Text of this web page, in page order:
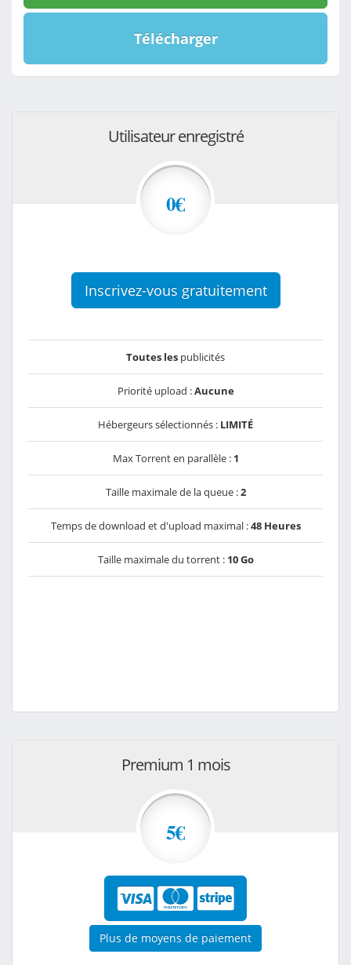
Télécharger
Utilisateur enregistré
0€
Inscrivez-vous gratuitement
Toutes les publicités
Priorité upload :Aucune
Hébergeurs sélectionnés : LIMITÉ
Max Torrent en parallèle : 1
Taille maximale de la queue :2
Temps de download et d'upload maximal :48 Heures
Taille maximale du torrent : 10 Go
Premium 1 mois
5€
Plus de moyens de paiement